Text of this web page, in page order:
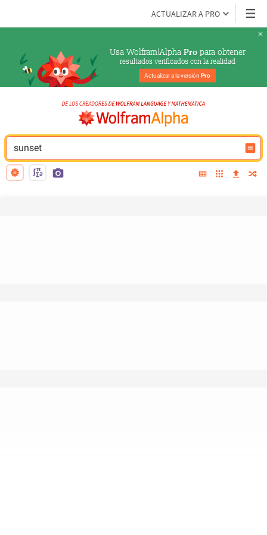
ACTUALIZAR A PRO
Usa Wolfram|Alpha Pro para obtener
resultados verificados con la realidad
Actualizar a la versión Pro
sunset